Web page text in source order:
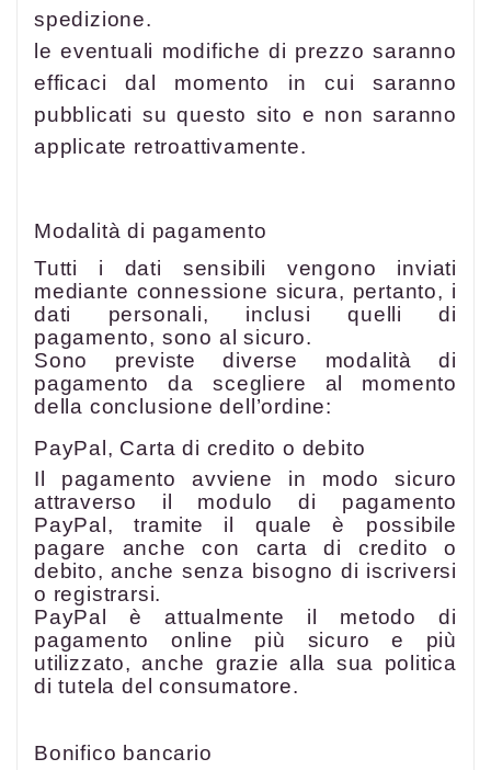
spedizione.
le eventuali modifiche di prezzo saranno
efficaci dal momento in cui saranno
pubblicati su questo sito e non saranno
applicate retroattivamente.
Modalità di pagamento
Tutti i dati sensibili vengono inviati
mediante connessione sicura, pertanto, i
dati personali, inclusi quelli di
pagamento, sono al sicuro.
Sono previste diverse modalità di
pagamento da scegliere al momento
della conclusione dell’ordine:
PayPal, Carta di credito o debito
Il pagamento avviene in modo sicuro
attraverso il modulo di pagamento
PayPal, tramite il quale è possibile
pagare anche con carta di credito o
debito, anche senza bisogno di iscriversi
o registrarsi.
PayPal è attualmente il metodo di
pagamento online più sicuro e più
utilizzato, anche grazie alla sua politica
di tutela del consumatore.
Bonifico bancario